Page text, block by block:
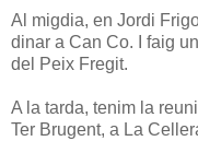
Al migdia, en Jordi
dinar a Can Co. I faig
del Peix Fregit.
A la tarda, tenim la
Ter Brugent, a La